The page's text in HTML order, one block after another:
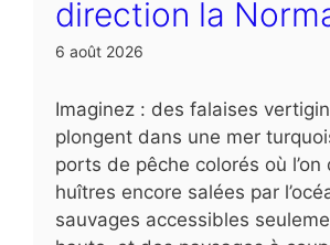
direction la
6 août 2026
Imaginez : des falaises
plongent dans une mer
ports de pêche colorés où
huîtres encore salées par
sauvages accessibles